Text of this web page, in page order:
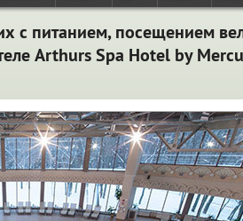
с питанием, посещением
Arthurs Spa Hotel by